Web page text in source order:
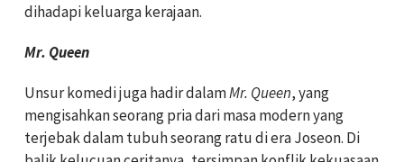
dihadapi keluarga kerajaan.
Mr. Queen
Unsur komedi juga hadir dalamMr. Queen, yang
mengisahkan seorang pria dari masa modern yang
terjebak dalam tubuh seorang ratu di era Joseon. Di